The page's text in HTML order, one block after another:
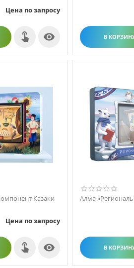
Цена по запросу
 В
Казаки
Цена по запросу

Алма
В